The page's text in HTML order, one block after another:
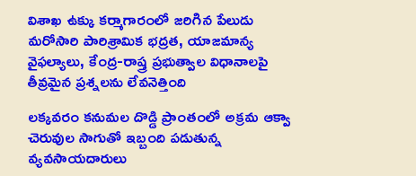
విశాఖ ఉక్కు కర్మాగారంలో జరిగిన పేలుడు
మరోసారి పారిశ్రామిక భద్రత, యాజమాన్య
వైఫల్యాలు, కేంద్ర-రాష్త్ర ప్రభుత్వాల విధానాలపై
తీవ్రమైన ప్రశ్నలను లేవనెత్తింది
లక్కవరం కనుమల దొడ్డి ప్రాంతంలో అక్రమ ఆక్వా
చెరువుల సాగుతో ఇబ్బంది పడుతున్న
వ్యవసాయదారులు